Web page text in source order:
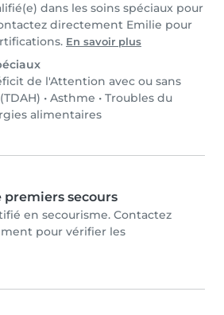
dans les soins spéciaux pour
directement Emilie pour
En savoir plus
de l'Attention avec ou sans
• Asthme • Troubles du
alimentaires
secours
en secourisme. Contactez
pour vérifier les